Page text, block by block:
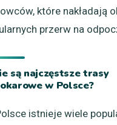
które nakładają
przerw na
są najczęstsze trasy
w Polsce?
istnieje wiele